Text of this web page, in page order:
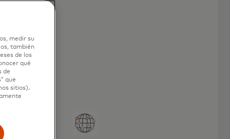
medir su
también
de los
qué
de
que
sitios).